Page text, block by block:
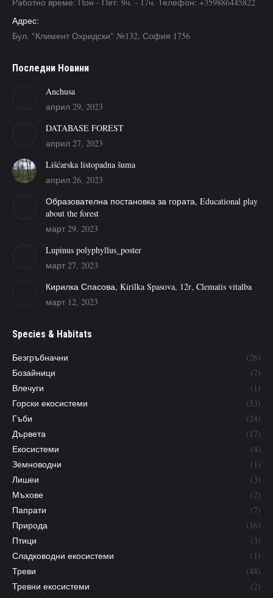
Адрес:
Бул. "Климент Охридски" №132, София 1756
Последни Новини
Anchusa
април 29, 2023
DATABASE FOREST
април 27, 2023
Lišćarska listopadna šuma
април 26, 2023
Образователна постановка за гората, Educational play
about the forest
март 29, 2023
Lupinus polyphyllus_poster
март 27, 2023
Кирилка Спасова, Kirilka Spasova, 12г, Clematis vitalba
март 12, 2023
Species & Habitats
Безгръбначни
(26)
Бозайници
(7)
Влечуги
(1)
Горски екосистеми
(53)
Гъби
(24)
Дървета
(17)
Екосистеми
(4)
Земноводни
(1)
Лишеи
(3)
Мъхове
(2)
Папрати
(7)
Природа
(16)
Птици
(3)
Сладководни екосистеми
(1)
Треви
(48)
Тревни екосистеми
(2)